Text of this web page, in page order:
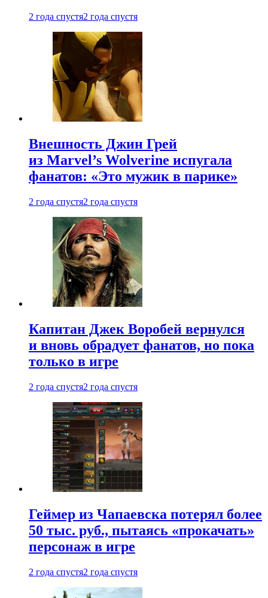
2 года спустя2 года спустя
Внешность Джин Грей
из Marvel’s Wolverine испугала
фанатов: «Это мужик в парике»
2 года спустя2 года спустя
Капитан Джек Воробей вернулся
и вновь обрадует фанатов, но пока
только в игре
2 года спустя2 года спустя
Геймер из Чапаевска потерял более
50 тыс. руб., пытаясь «прокачать»
персонаж в игре
2 года спустя2 года спустя